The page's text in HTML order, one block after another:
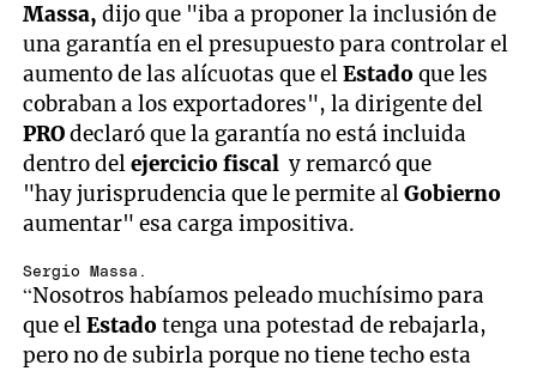
Massa, dijo que "iba a proponer la inclusión de
una garantía en el presupuesto para controlar el
aumento de las alícuotas que elEstadoque les
cobraban a los exportadores", la dirigente del
PROdeclaró que la garantía no está incluida
dentro delejercicio fiscal y remarcó que
"hay jurisprudencia que le permite alGobierno
aumentar" esa carga impositiva.
Sergio Massa.
“Nosotros habíamos peleado muchísimo para
que elEstadotenga una potestad de rebajarla,
pero no de subirla porque no tiene techo esta